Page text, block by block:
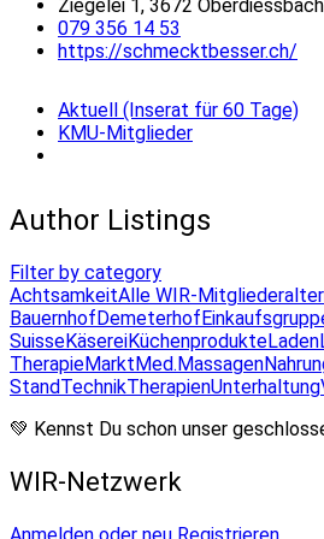
Ziegelei 1, 3672 Oberdiessbach
079 356 14 53
https://schmecktbesser.ch/
Aktuell (Inserat für 60 Tage)
KMU-Mitglieder
Author Listings
Filter by category
AchtsamkeitAlle WIR-Mitglieder
BauernhofDemeterhof
SuisseKäsereiKüchenprodukteLaden
TherapieMarktMed.Massagen
StandTechnikTherapienUnterhaltung
💚 Kennst Du schon unser
WIR-Netzwerk